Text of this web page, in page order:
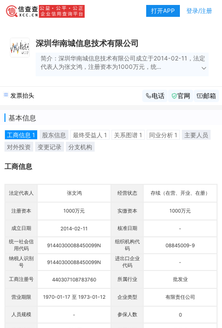
打开APP 登录/注册
深圳华南城信息技术有限公司
简介：深圳华南城信息技术有限公司成立于2014-02-11，法定
代表人为张文鸿，注册资本为1000万元，统...
发票抬头 电话 官网 邮箱
基本信息
工商信息 1 股东信息 最终受益人 1 关系图谱 1 同业分析 1
主要人员
对外投资
变更记录 分支机构
工商信息
法定代表人 张文鸿 经营状态 存续（在营、开业、在册）
注册资本 1000万元 实缴资本 1000万元
成立日期 2014-02-11 核准日期 -
统一社会信
用代码
91440300088450099N
组织机构代
码
08845009-9
纳税人识别
号
91440300088450099N
进出口企业
代码
-
工商注册号 440307108783760 所属行业 批发业
营业期限 1970-01-17 至 1973-01-12 企业类型 有限责任公司
人员规模 - 参保人数 0